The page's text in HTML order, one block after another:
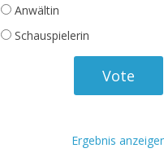
Anwältin
Schauspielerin
Ergebnis